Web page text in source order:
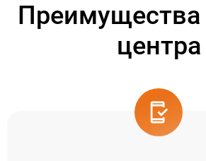
Преимущества
центра